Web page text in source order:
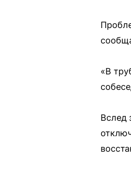
«В
Вслед